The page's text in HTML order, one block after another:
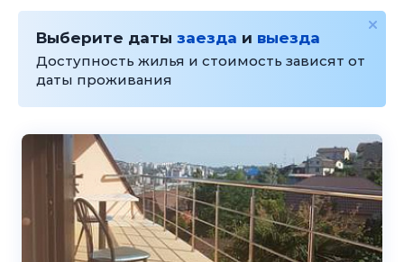
Выберите даты заезда и выезда
Доступность жилья и стоимость зависят от
даты проживания
2.5